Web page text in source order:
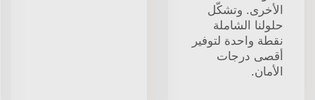
الأخرى. وتشكّل
حلولنا الشاملة
نقطة واحدة لتوفير
أقصى درجات
الأمان.